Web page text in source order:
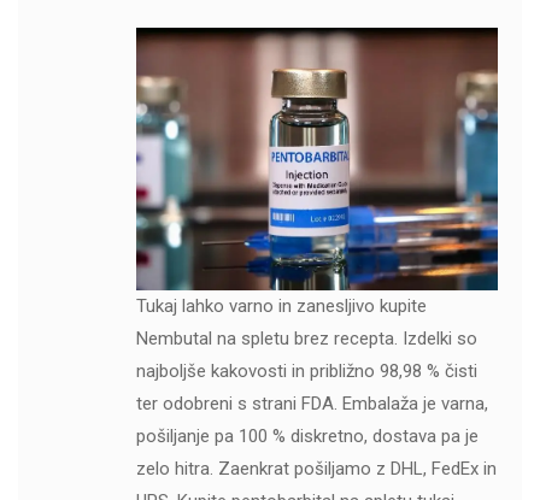
Tukaj lahko varno in zanesljivo kupite
Nembutal na spletu brez recepta. Izdelki so
najboljše kakovosti in približno 98,98 % čisti
ter odobreni s strani FDA. Embalaža je varna,
pošiljanje pa 100 % diskretno, dostava pa je
zelo hitra. Zaenkrat pošiljamo z DHL, FedEx in